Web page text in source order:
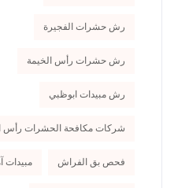
رش حشرات الفجيرة
رش حشرات رأس الخيمة
رش مبيدات ابوظبي
شركات مكافحة الحشرات رأس
فحص بق الفراش مبيدات